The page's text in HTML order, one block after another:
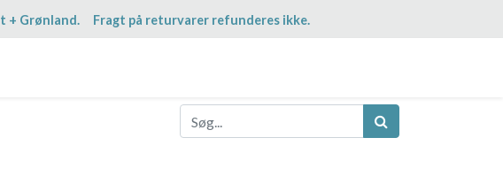
+ Grønland. Fragt på returvarer refunderes ikke.